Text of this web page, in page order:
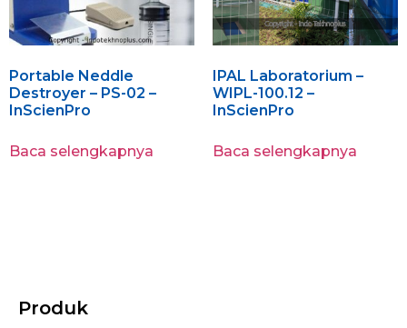
Portable Neddle
Destroyer – PS-02 –
InScienPro
Baca selengkapnya
IPAL Laboratorium –
WIPL-100.12 –
InScienPro
Baca selengkapnya
Produk